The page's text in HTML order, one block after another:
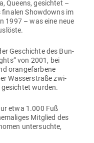
Queens, gesichtet –
Show­downs im
1997 – was eine neue
Geschichte des Bun­
von 2001, bei
oran­ge­farbene
Was­ser­straße zwi­
wurden.
etwa 1.000 Fuß
Mit­glied des
unter­suchte,